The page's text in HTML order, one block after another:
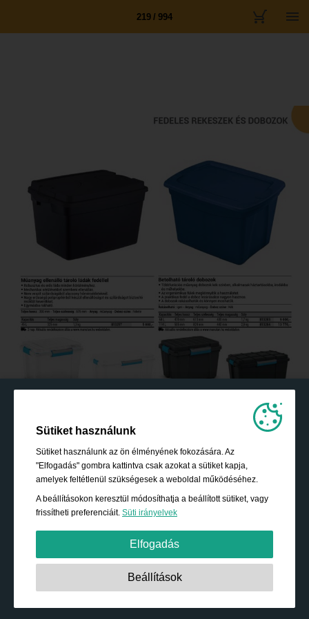
219 / 994
Sütiket használunk
Sütiket használunk az ön élményének fokozására. Az
"Elfogadás" gombra kattintva csak azokat a sütiket kapja,
amelyek feltétlenül szükségesek a weboldal működéséhez.
A beállításokon keresztül módosíthatja a beállított sütiket, vagy
frissítheti preferenciáit. Süti irányelvek
Elfogadás
Szigorúan szükséges:
Ezek a sütik elengedhetetlenek az
Beállítások